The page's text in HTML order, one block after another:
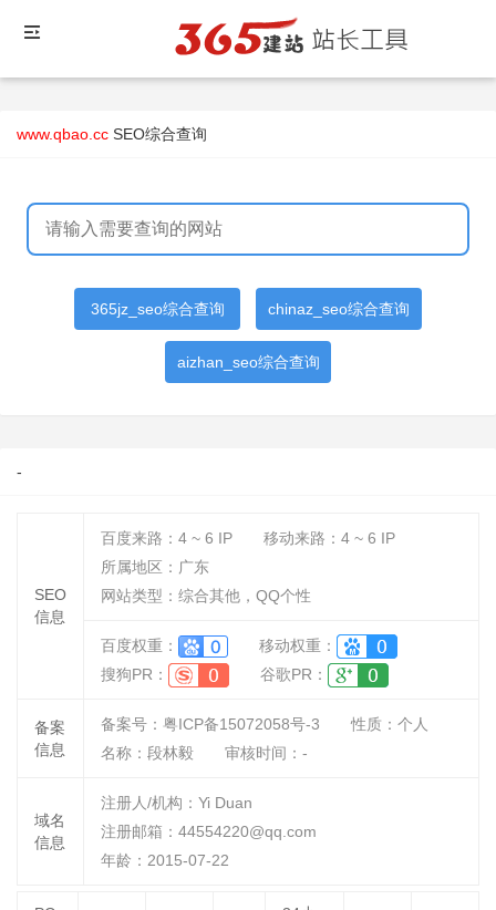
www.qbao.cc SEO综合查询
365jz_seo综合查询 chinaz_seo综合查询
aizhan_seo综合查询
-
SEO
信息
百度来路： 4 ~ 6 IP 移动来路： 4 ~ 6 IP
所属地区：广东
网站类型：综合其他，QQ个性
百度权重：
移动权重：
搜狗PR：
谷歌PR：
备案
信息
备案号：粤ICP备15072058号-3 性质： 个人
名称： 段林毅 审核时间： -
域名
信息
注册人/机构：Yi Duan
注册邮箱：44554220@qq.com
年龄：2015-07-22